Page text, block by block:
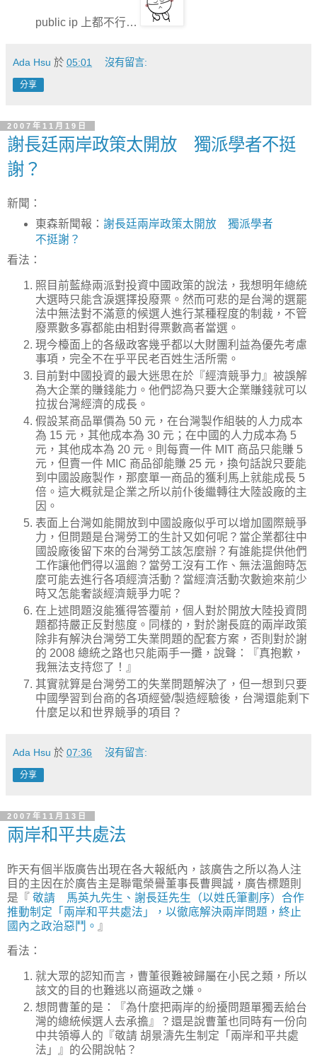
public ip 上都不行…
Ada Hsu 於 05:01 沒有留言:
分享
2007年11月19日
謝長廷兩岸政策太開放 獨派學者不挺
謝？
新聞：
東森新聞報： 謝長廷兩岸政策太開放 獨派學者
不挺謝？
看法：
照目前藍綠兩派對投資中國政策的說法，我想明年總統
大選時只能含淚選擇投廢票。然而可悲的是台灣的選罷
法中無法對不滿意的候選人進行某種程度的制裁，不管
廢票數多寡都能由相對得票數高者當選。
現今檯面上的各級政客幾乎都以大財團利益為優先考慮
事項，完全不在乎平民老百姓生活所需。
目前對中國投資的最大迷思在於『經濟競爭力』被誤解
為大企業的賺錢能力。他們認為只要大企業賺錢就可以
拉拔台灣經濟的成長。
假設某商品單價為 50 元，在台灣製作組裝的人力成本
為 15 元，其他成本為 30 元；在中國的人力成本為 5
元，其他成本為 20 元。則每賣一件 MIT 商品只能賺 5
元，但賣一件 MIC 商品卻能賺 25 元，換句話說只要能
到中國設廠製作，那麼單一商品的獲利馬上就能成長 5
倍。這大概就是企業之所以前仆後繼轉往大陸設廠的主
因。
表面上台灣如能開放到中國設廠似乎可以增加國際競爭
力，但問題是台灣勞工的生計又如何呢？當企業都往中
國設廠後留下來的台灣勞工該怎麼辦？有誰能提供他們
工作讓他們得以溫飽？當勞工沒有工作、無法溫飽時怎
麼可能去進行各項經濟活動？當經濟活動次數逾來前少
時又怎能奢談經濟競爭力呢？
在上述問題沒能獲得答覆前，個人對於開放大陸投資問
題都持嚴正反對態度。同樣的，對於謝長庭的兩岸政策
除非有解決台灣勞工失業問題的配套方案，否則對於謝
的 2008 總統之路也只能兩手一攤，說聲：『真抱歉，
我無法支持您了！』
其實就算是台灣勞工的失業問題解決了，但一想到只要
中國學習到台商的各項經營/製造經驗後，台灣還能剩下
什麼足以和世界競爭的項目？
Ada Hsu 於 07:36 沒有留言:
分享
2007年11月13日
兩岸和平共處法
昨天有個半版廣告出現在各大報紙內，該廣告之所以為人注
目的主因在於廣告主是聯電榮譽董事長曹興誠，廣告標題則
是『 敬請 馬英九先生、謝長廷先生（以姓氏筆劃序）合作
推動制定「兩岸和平共處法」，以徹底解決兩岸問題，終止
國內之政治惡鬥。 』
看法：
就大眾的認知而言，曹董很難被歸屬在小民之類，所以
該文的目的也難逃以商逼政之嫌。
想問曹董的是：『為什麼把兩岸的紛擾問題單獨丟給台
灣的總統候選人去承擔』？還是說曹董也同時有一份向
中共領導人的『敬請 胡景濤先生制定「兩岸和平共處
法」』的公開說帖？